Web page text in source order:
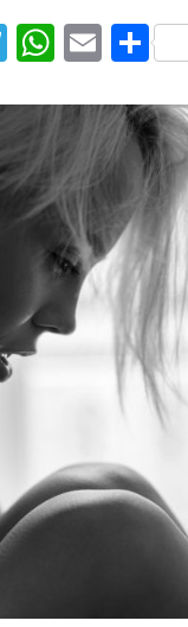
T
el
e
g
ra
m
W
h
at
s
A
p
p
E
m
ai
l
S
h
ar
e